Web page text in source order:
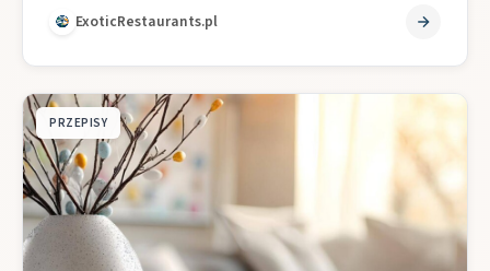
ExoticRestaurants.pl
PRZEPISY